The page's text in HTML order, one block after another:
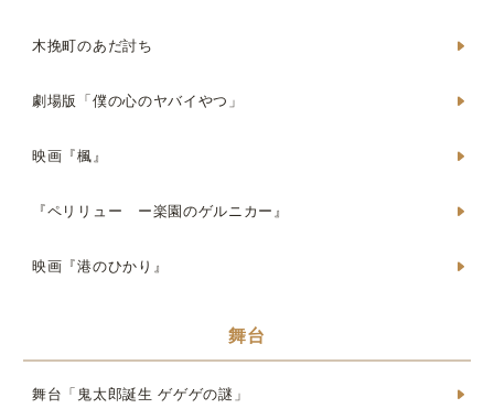
木挽町のあだ討ち
劇場版「僕の心のヤバイやつ」
映画『楓』
『ペリリュー ー楽園のゲルニカー』
映画『港のひかり』
舞台
舞台「鬼太郎誕生 ゲゲゲの謎」